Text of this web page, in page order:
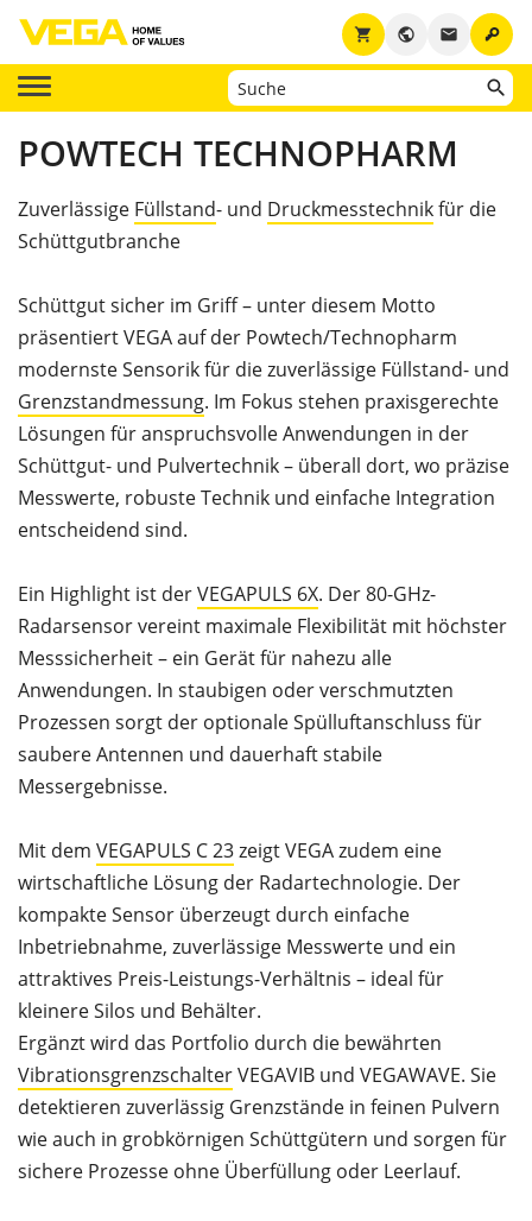
key
email
public
shopping_cart
POWTECH TECHNOPHARM
Zuverlässige Füllstand- und Druckmesstechnikfür die
Schüttgutbranche
Schüttgut sicher im Griff – unter diesem Motto
präsentiert VEGA auf der Powtech/Technopharm
modernste Sensorik für die zuverlässige Füllstand- und
Grenzstandmessung. Im Fokus stehen praxisgerechte
Lösungen für anspruchsvolle Anwendungen in der
Schüttgut- und Pulvertechnik – überall dort, wo präzise
Messwerte, robuste Technik und einfache Integration
entscheidend sind.
Ein Highlight ist derVEGAPULS 6X. Der 80-GHz-
Radarsensor vereint maximale Flexibilität mit höchster
Messsicherheit – ein Gerät für nahezu alle
Anwendungen. In staubigen oder verschmutzten
Prozessen sorgt der optionale Spülluftanschluss für
saubere Antennen und dauerhaft stabile
Messergebnisse.
Mit dem VEGAPULS C 23zeigt VEGA zudem eine
wirtschaftliche Lösung der Radartechnologie. Der
kompakte Sensor überzeugt durch einfache
Inbetriebnahme, zuverlässige Messwerte und ein
attraktives Preis-Leistungs-Verhältnis – ideal für
kleinere Silos und Behälter.
Ergänzt wird das Portfolio durch die bewährten
VibrationsgrenzschalterVEGAVIB und VEGAWAVE. Sie
detektieren zuverlässig Grenzstände in feinen Pulvern
wie auch in grobkörnigen Schüttgütern und sorgen für
sichere Prozesse ohne Überfüllung oder Leerlauf.